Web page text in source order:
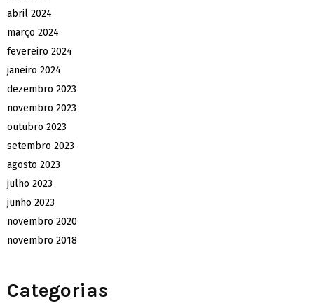
abril 2024
março 2024
fevereiro 2024
janeiro 2024
dezembro 2023
novembro 2023
outubro 2023
setembro 2023
agosto 2023
julho 2023
junho 2023
novembro 2020
novembro 2018
Categorias